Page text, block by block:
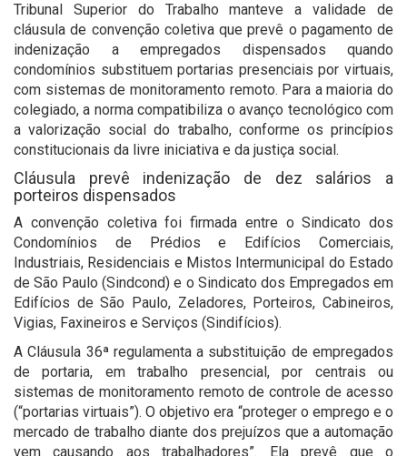
Tribunal Superior do Trabalho manteve a validade de
cláusula de convenção coletiva que prevê o pagamento de
indenização a empregados dispensados quando
condomínios substituem portarias presenciais por virtuais,
com sistemas de monitoramento remoto. Para a maioria do
colegiado, a norma compatibiliza o avanço tecnológico com
a valorização social do trabalho, conforme os princípios
constitucionais da livre iniciativa e da justiça social.
Cláusula prevê indenização de dez salários a
porteiros dispensados
A convenção coletiva foi firmada entre o Sindicato dos
Condomínios de Prédios e Edifícios Comerciais,
Industriais, Residenciais e Mistos Intermunicipal do Estado
de São Paulo (Sindcond) e o Sindicato dos Empregados em
Edifícios de São Paulo, Zeladores, Porteiros, Cabineiros,
Vigias, Faxineiros e Serviços (Sindifícios).
A Cláusula 36ª regulamenta a substituição de empregados
de portaria, em trabalho presencial, por centrais ou
sistemas de monitoramento remoto de controle de acesso
(“portarias virtuais”). O objetivo era “proteger o emprego e o
mercado de trabalho diante dos prejuízos que a automação
vem causando aos trabalhadores”. Ela prevê que o